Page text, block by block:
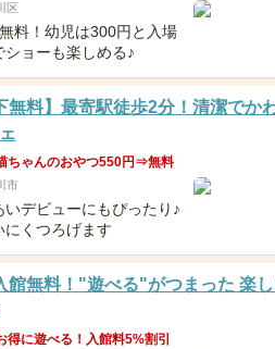
区
料！幼児は300円と入場
ショーも楽しめる♪
無料】最寄駅徒歩2分！清潔でか
ちゃんのおやつ550円⇒無料
市
いデビューにもぴったり♪
にくつろげます
館無料！"遊べる"がつまった 楽
得に遊べる！入館料5%割引